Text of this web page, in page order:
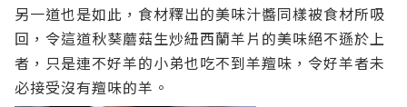
另一道也是如此，食材釋出的美味汁醬同樣被食材所吸
回，令這道秋葵蘑菇生炒紐西蘭羊片的美味絕不遜於上
者，只是連不好羊的小弟也吃不到羊羶味，令好羊者未
必接受沒有羶味的羊。